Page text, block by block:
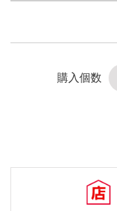
購入個数